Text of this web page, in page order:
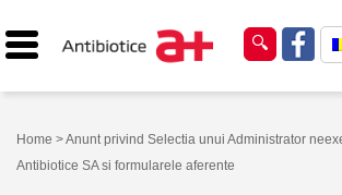
Home > Anunt privind Selectia unui Administrator
Antibiotice SA si formularele aferente